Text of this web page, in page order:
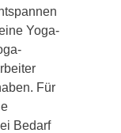
Yoga-
Für
Bedarf